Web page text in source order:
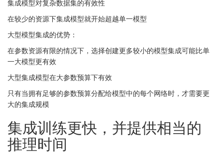
集成模型对复杂数据集的有效性
在较少的资源下集成模型就开始超越单一模型
大型模型集成的优势：
在参数资源有限的情况下，选择创建更多较小的模型集成可能比单
一大模型更有效
大型集成模型在大参数预算下有效
只有当拥有足够的参数预算分配给模型中的每个网络时，才需要更
大的集成规模
集成训练更快，并提供相当的
推理时间